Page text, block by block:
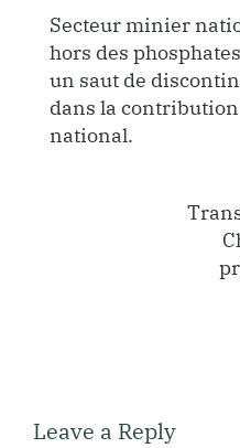
Secteur minier
hors des
un saut de
dans la contribution
national.
Leave a Reply